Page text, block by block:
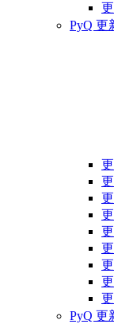
PyQ 更
PyQ 更